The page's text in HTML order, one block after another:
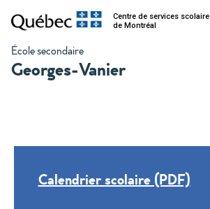
Centre de services scolaire
de Montréal
École secondaire
Georges-Vanier
Calendrier scolaire (PDF)